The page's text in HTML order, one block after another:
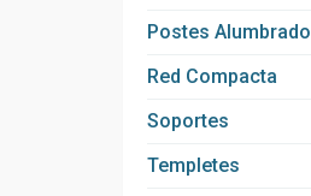
Postes Alumbrado
Red Compacta
Soportes
Templetes